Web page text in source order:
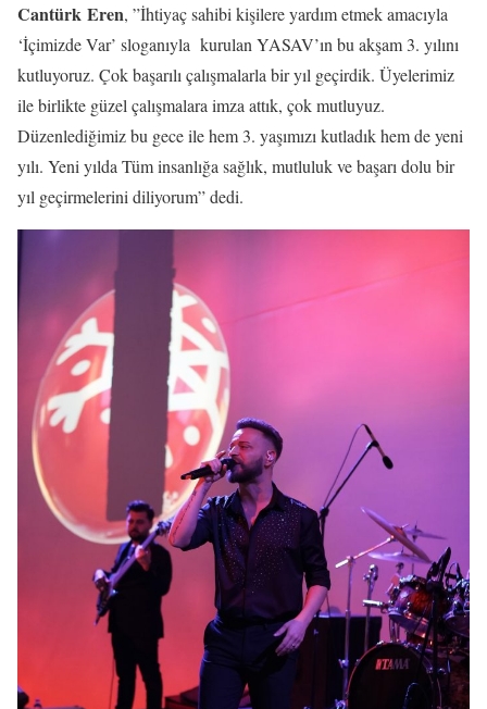
Cantürk Eren, ”İhtiyaç sahibi kişilere yardım etmek amacıyla
‘İçimizde Var’ sloganıyla kurulan YASAV’ın bu akşam 3. yılını
kutluyoruz. Çok başarılı çalışmalarla bir yıl geçirdik. Üyelerimiz
ile birlikte güzel çalışmalara imza attık, çok mutluyuz.
Düzenlediğimiz bu gece ile hem 3. yaşımızı kutladık hem de yeni
yılı. Yeni yılda Tüm insanlığa sağlık, mutluluk ve başarı dolu bir
yıl geçirmelerini diliyorum” dedi.